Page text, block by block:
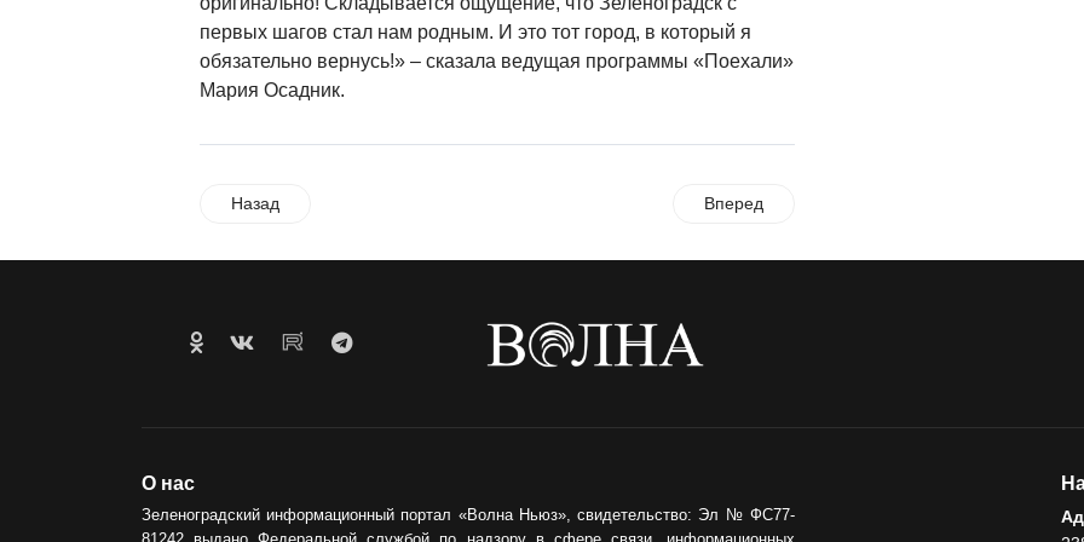
первых шагов стал нам родным. И это тот город, в который я
обязательно вернусь!» – сказала ведущая программы «Поехали»
Мария Осадник.
Назад Вперед
О нас
Зеленоградский информационный портал «Волна Ньюз», свидетельство: Эл № ФС77-